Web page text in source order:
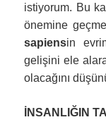
istiyorum. Bu
önemine
sapiensin
gelişini ele
olacağını
İNSANLIĞIN